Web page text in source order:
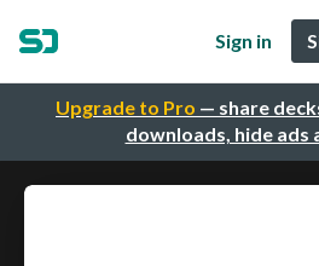
Upgrade to Pro — share
downloads, hide ads
Sign in